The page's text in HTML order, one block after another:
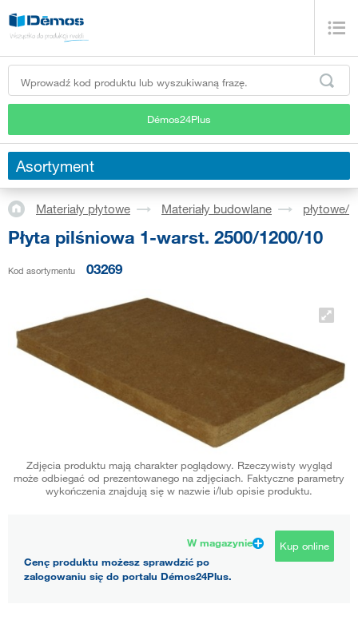
Démos24Plus
Asortyment
Materiały płytowe Materiały budowlane płytowe/
Płyta pilśniowa 1-warst. 2500/1200/10
Kod asortymentu 03269
Zdjęcia produktu mają charakter poglądowy. Rzeczywisty wygląd
może odbiegać od prezentowanego na zdjęciach. Faktyczne parametry
wykończenia znajdują się w nazwie i/lub opisie produktu.
W magazynie
Cenę produktu możesz sprawdzić po
zalogowaniu się do portalu Démos24Plus.
Kup online